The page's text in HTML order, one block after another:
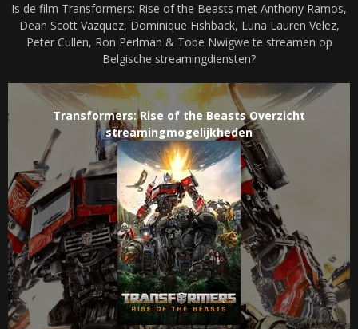
Is de film Transformers: Rise of the Beasts met Anthony Ramos,
Dean Scott Vazquez, Dominique Fishback, Luna Lauren Velez,
Peter Cullen, Ron Perlman & Tobe Nwigwe te streamen op
Belgische streamingdiensten?
Transformers: Rise of the Beasts Overzicht
streamingmogelijkheden